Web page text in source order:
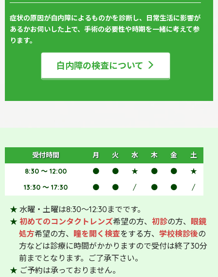
症状の原因が白内障によるものかを診断し、日常生活に影響が
あるかお伺いした上で、手術の必要性や時期を一緒に考えて参
ります。
白内障の検査について
受付時間 月 火 水 木 金
土
8:30 ～ 12:00
● ● ★ ● ●
★
13:30 ～ 17:30
● ● / ● ● /
★ 水曜・土曜は8:30～12:30までです。
★ 初めてのコンタクトレンズ希望の方、 初診の方、 眼鏡
処方希望の方、 瞳を開く検査をする方、学校検診後の
方などは診療に時間がかかりますので受付は終了30分
前までとなります。ご了承下さい。
★ ご予約は承っておりません。